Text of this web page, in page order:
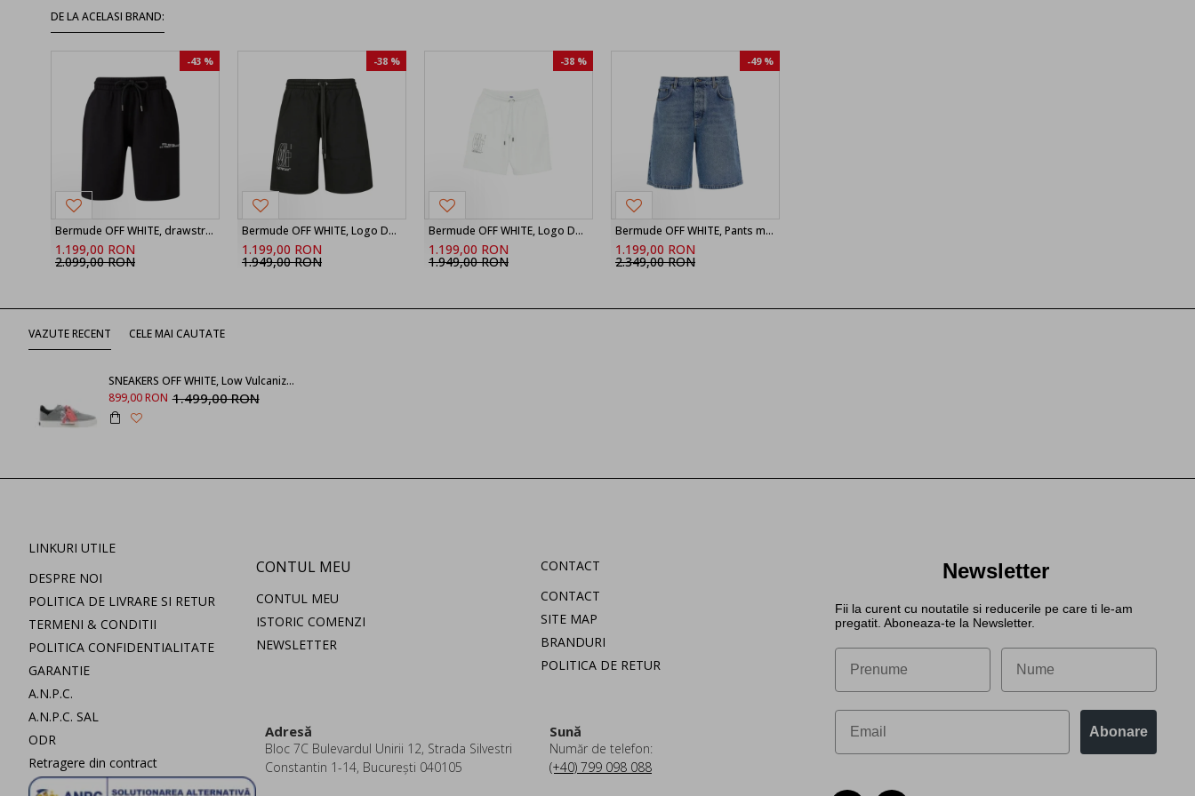
DE LA ACELASI BRAND:
-43 %
Bermude OFF WHITE, drawstring printed shorts
1.199,00 RON
2.099,00 RON
-38 %
Bermude OFF WHITE, Logo Detailed Drawstring Shorts
1.199,00 RON
1.949,00 RON
-38 %
Bermude OFF WHITE, Logo Detailed Drawstring Shorts, Alb
1.199,00 RON
1.949,00 RON
-49 %
Bermude OFF WHITE, Pants men Off-white
1.199,00 RON
2.349,00 RON
VAZUTE RECENT CELE MAI CAUTATE
SNEAKERS OFF WHITE, Low Vulcanized canvas OMIA293S24FAB0010910
899,00 RON 1.499,00 RON
LINKURI UTILE
DESPRE NOI
POLITICA DE LIVRARE SI RETUR
TERMENI & CONDITII
POLITICA CONFIDENTIALITATE
GARANTIE
A.N.P.C.
A.N.P.C. SAL
ODR
Retragere din contract
CONTUL MEU
CONTUL MEU
ISTORIC COMENZI
NEWSLETTER
CONTACT
CONTACT
SITE MAP
BRANDURI
POLITICA DE RETUR
Adresă
Bloc 7C Bulevardul Unirii 12, Strada Silvestri
Constantin 1-14, București 040105
Sună
Număr de telefon:
(+40) 799 098 088
Newsletter
Fii la curent cu noutatile si reducerile pe care ti le-am
pregatit. Aboneaza-te la Newsletter.
Abonare